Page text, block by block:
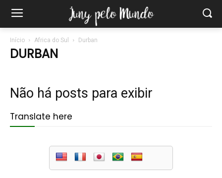
Início Africa do Sul Durban
DURBAN
Não há posts para exibir
Translate here